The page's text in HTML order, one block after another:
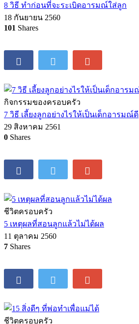
8 วิธี ทำก่อนที่จะระเบิดอารมณ์ใส่ลูก
18 กันยายน 2560
101 Shares
กิจกรรมของครอบครัว
7 วิธี เลี้ยงลูกอย่างไรให้เป็นเด็กอารมณ์ดี
29 สิงหาคม 2561
0 Shares
ชีวิตครอบครัว
5 เหตุผลที่สอนลูกแล้วไม่ได้ผล
11 ตุลาคม 2560
7 Shares
ชีวิตครอบครัว